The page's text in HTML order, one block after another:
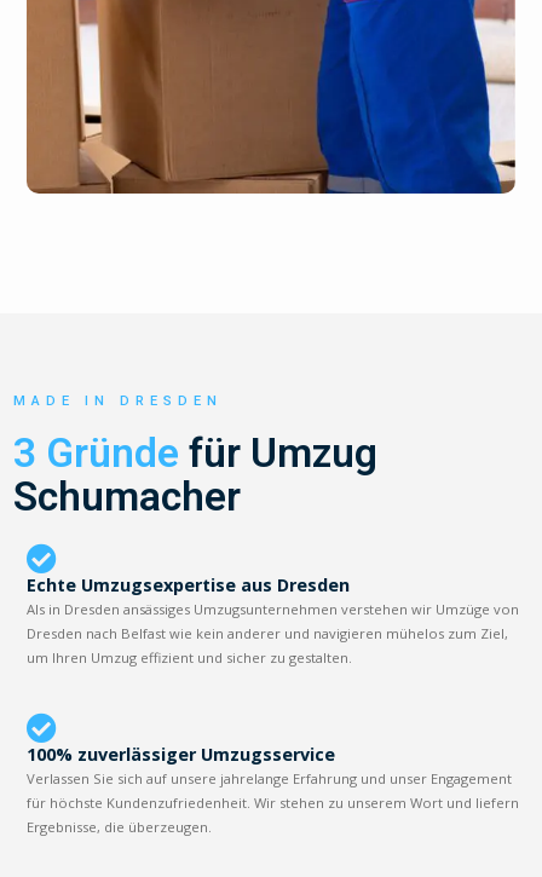
MADE IN DRESDEN
3 Gründe für Umzug
Schumacher
Echte Umzugsexpertise aus Dresden
Als in Dresden ansässiges Umzugsunternehmen verstehen wir Umzüge von
Dresden nach Belfast wie kein anderer und navigieren mühelos zum Ziel,
um Ihren Umzug effizient und sicher zu gestalten.
100% zuverlässiger Umzugsservice
Verlassen Sie sich auf unsere jahrelange Erfahrung und unser Engagement
für höchste Kundenzufriedenheit. Wir stehen zu unserem Wort und liefern
Ergebnisse, die überzeugen.